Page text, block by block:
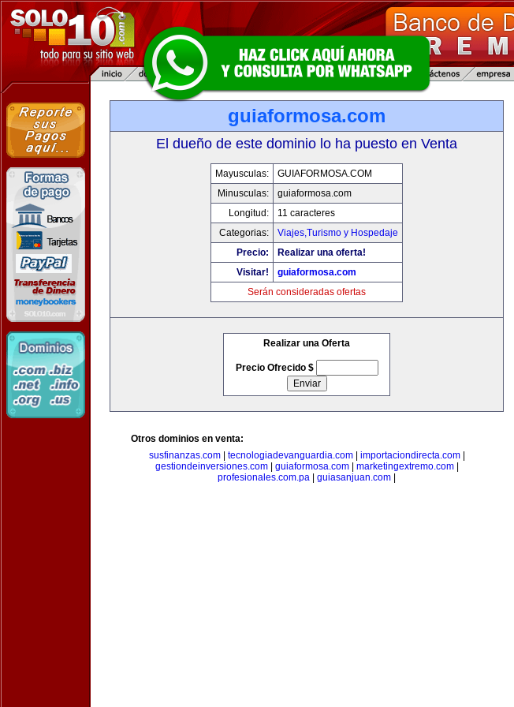
guiaformosa.com
El dueño de este dominio lo ha puesto en Venta
Mayusculas:
GUIAFORMOSA.COM
Minusculas:
guiaformosa.com
Longitud:
11 caracteres
Categorias:
Viajes,Turismo y Hospedaje
Precio:
Realizar una oferta!
Visitar!
guiaformosa.com
Serán consideradas ofertas
Realizar una Oferta
Precio Ofrecido $
Otros dominios en venta:
susfinanzas.com| tecnologiadevanguardia.com| importaciondirecta.com|
gestiondeinversiones.com| guiaformosa.com| marketingextremo.com|
profesionales.com.pa
guiasanjuan.com